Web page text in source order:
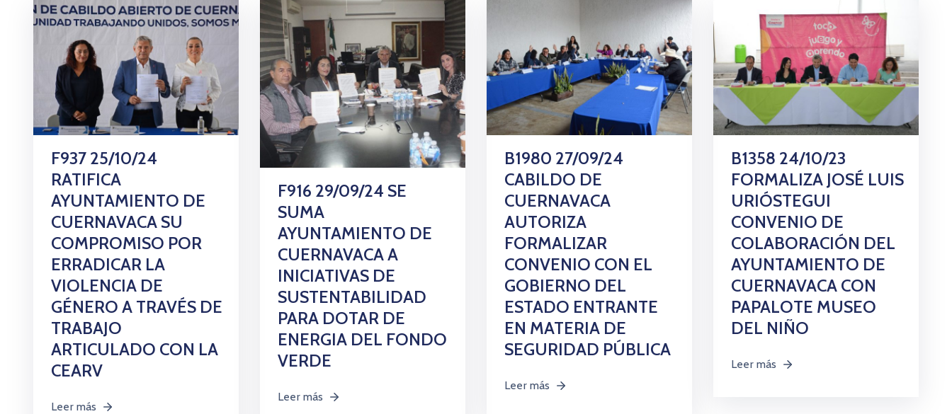
F937 25/10/24
RATIFICA
AYUNTAMIENTO DE
CUERNAVACA SU
COMPROMISO POR
ERRADICAR LA
VIOLENCIA DE
GÉNERO A TRAVÉS DE
TRABAJO
ARTICULADO CON LA
CEARV
Leer más
F916 29/09/24 SE
SUMA
AYUNTAMIENTO DE
CUERNAVACA A
INICIATIVAS DE
SUSTENTABILIDAD
PARA DOTAR DE
ENERGIA DEL FONDO
VERDE
Leer más
B1980 27/09/24
CABILDO DE
CUERNAVACA
AUTORIZA
FORMALIZAR
CONVENIO CON EL
GOBIERNO DEL
ESTADO ENTRANTE
EN MATERIA DE
SEGURIDAD PÚBLICA
Leer más
B1358 24/10/23
FORMALIZA JOSÉ LUIS
URIÓSTEGUI
CONVENIO DE
COLABORACIÓN DEL
AYUNTAMIENTO DE
CUERNAVACA CON
PAPALOTE MUSEO
DEL NIÑO
Leer más